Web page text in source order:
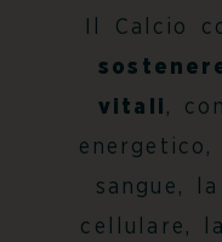
Il Calcio
vitali ,
energetico,
sangue,
cellulare,